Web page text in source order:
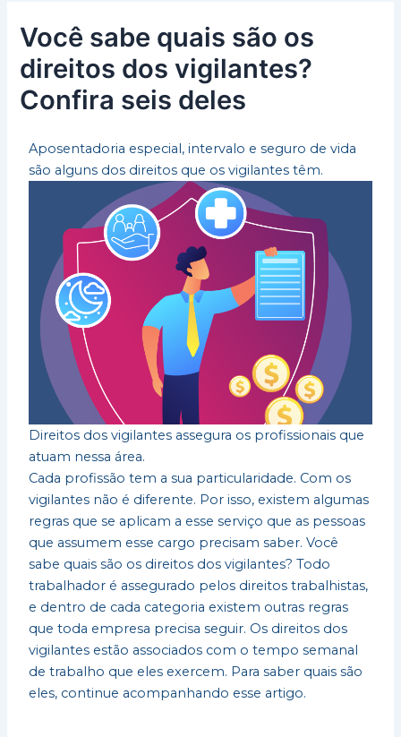
Você sabe quais são os
direitos dos vigilantes?
Confira seis deles
Aposentadoria especial, intervalo e seguro de vida
são alguns dos direitos que os vigilantes têm.
Direitos dos vigilantes assegura os profissionais que
atuam nessa área.
Cada profissão tem a sua particularidade. Com os
vigilantes não é diferente. Por isso, existem algumas
regras que se aplicam a esse serviço que as pessoas
que assumem esse cargo precisam saber. Você
sabe quais são os direitos dos vigilantes? Todo
trabalhador é assegurado pelos direitos trabalhistas,
e dentro de cada categoria existem outras regras
que toda empresa precisa seguir. Os direitos dos
vigilantes estão associados com o tempo semanal
de trabalho que eles exercem. Para saber quais são
eles, continue acompanhando esse artigo.